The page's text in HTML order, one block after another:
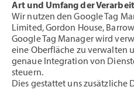
Art und Umfang der
Wir nutzen den Google Tag
Limited, Gordon House,
Google Tag Manager wird
eine Oberfläche zu verwalten
genaue Integration von
steuern.
Dies gestattet uns zusätzliche